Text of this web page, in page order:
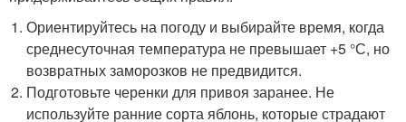
Ориентируйтесь на погоду и выбирайте время, когда
среднесуточная температура не превышает +5 °С, но
возвратных заморозков не предвидится.
Подготовьте черенки для привоя заранее. Не
используйте ранние сорта яблонь, которые страдают